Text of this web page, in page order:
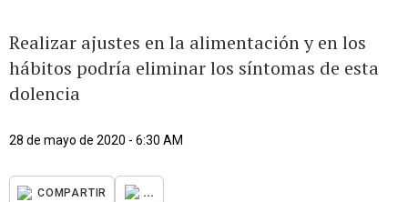
Realizar ajustes en la alimentación y en los
hábitos podría eliminar los síntomas de esta
dolencia
28 de mayo de 2020 - 6:30 AM
COMPARTIR ...